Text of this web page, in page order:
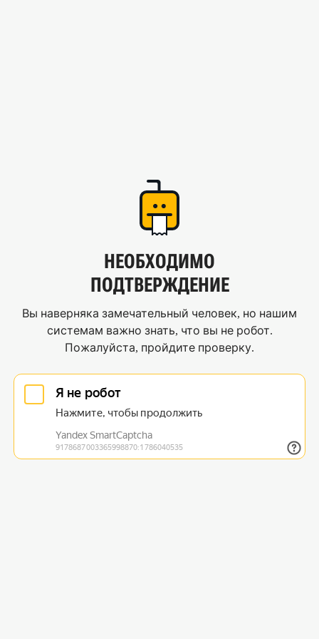
НЕОБХОДИМО
ПОДТВЕРЖДЕНИЕ
Вы наверняка замечательный человек, но нашим
системам важно знать, что вы не робот.
Пожалуйста, пройдите проверку.